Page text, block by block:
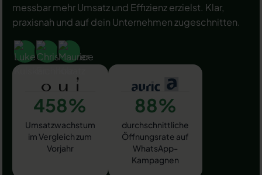
messbar mehr Umsatz und Effizienz erzielst. Klar,
praxisnah und auf dein Unternehmen zugeschnitten.
458%
Umsatzwachstum
im Vergleich zum
Vorjahr
88%
durchschnittliche
Öffnungsrate auf
WhatsApp-
Kampagnen